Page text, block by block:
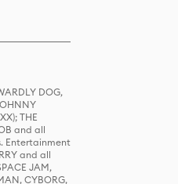
DOG,
THE
and all
Entertainment
and all
JAM,
CYBORG,